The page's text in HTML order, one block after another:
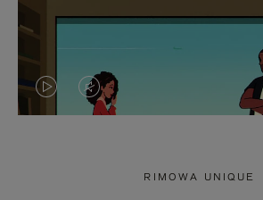
LA LE
RIMOWA UNIQUE